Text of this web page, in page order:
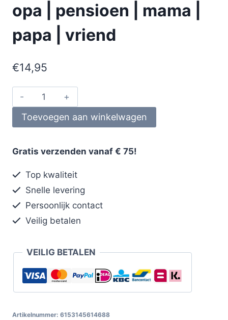
opa | pensioen | mama |
papa | vriend
€14,95
Toevoegen aan winkelwagen
Gratis verzenden vanaf € 75!
Top kwaliteit
Snelle levering
Persoonlijk contact
Veilig betalen
VEILIG BETALEN
Artikelnummer: 6153145614688